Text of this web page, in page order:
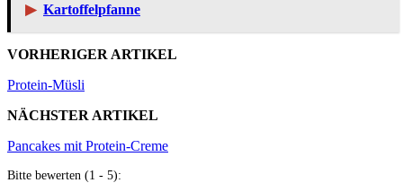
▶ Kartoffelpfanne
VORHERIGER ARTIKEL
Protein-Müsli
NÄCHSTER ARTIKEL
Pancakes mit Protein-Creme
Bitte bewerten (1 - 5):